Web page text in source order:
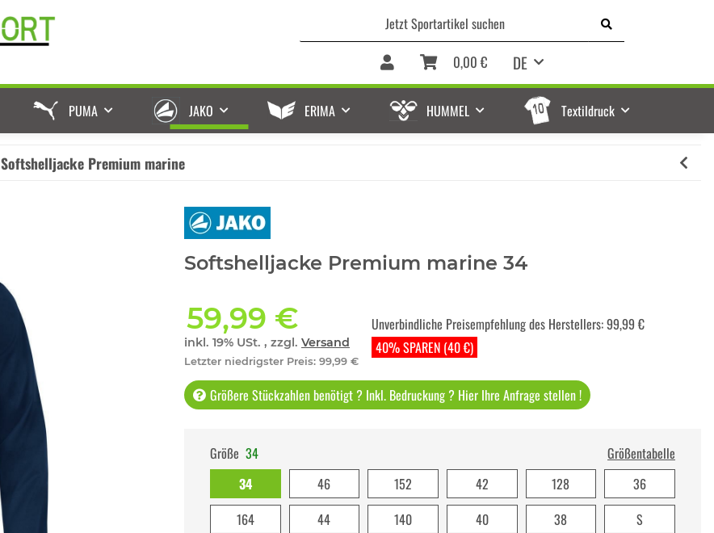
DE
0,00 €
PUMA JAKO ERIMA HUMMEL Textildruck
Softshelljacke Premium marine
Softshelljacke Premium marine 34
59,99 €
inkl. 19% USt. , zzgl. Versand
Letzter niedrigster Preis: 99,99 €
40% SPAREN (40 €)
Unverbindliche Preisempfehlung des Herstellers:99,99 €
Größere Stückzahlen benötigt ? Inkl. Bedruckung ? Hier Ihre Anfrage stellen !
Größe 34
Größentabelle
34
46 152 42 128
36
164
44 140 40 38
S